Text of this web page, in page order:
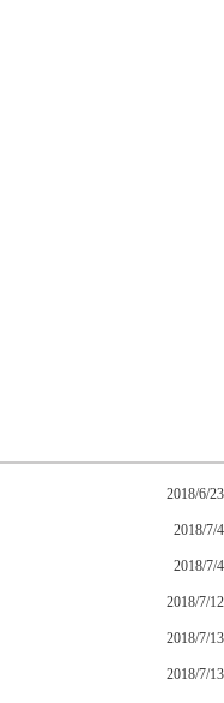
2018/6/23
2018/7/4
2018/7/4
2018/7/12
2018/7/13
2018/7/13